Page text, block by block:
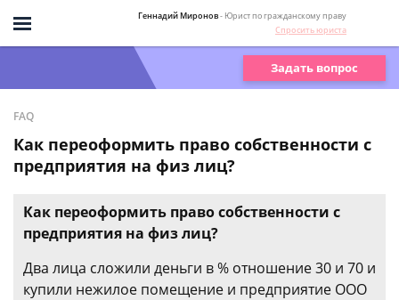
Геннадий Миронов- Юрист по гражданскому праву
Спросить юриста
Задать вопрос
FAQ
Как переоформить право собственности с
предприятия на физ лиц?
Как переоформить право собственности с
предприятия на физ лиц?
Два лица сложили деньги в % отношение 30 и 70 и
купили нежилое помещение и предприятие ООО